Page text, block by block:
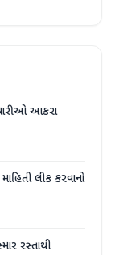
આકરા
લીક કરવાનો
રસ્તાથી